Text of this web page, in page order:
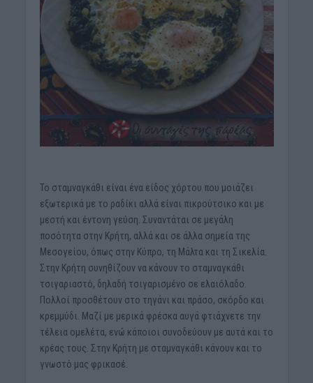
Το σταμναγκάθι είναι ένα είδος χόρτου που μοιάζει
εξωτερικά με το ραδίκι αλλά είναι πικρούτσικο και με
μεστή και έντονη γεύση. Συναντάται σε μεγάλη
ποσότητα στην Κρήτη, αλλά και σε άλλα σημεία της
Μεσογείου, όπως στην Κύπρο, τη Μάλτα και τη Σικελία.
Στην Κρήτη συνηθίζουν να κάνουν το σταμναγκάθι
τσιγαριαστό, δηλαδή τσιγαρισμένο σε ελαιόλαδο.
Πολλοί προσθέτουν στο τηγάνι και πράσο, σκόρδο και
κρεμμύδι. Μαζί με μερικά φρέσκα αυγά φτιάχνετε την
τέλεια ομελέτα, ενώ κάποιοι συνοδεύουν με αυτά και το
κρέας τους. Στην Κρήτη με σταμναγκάθι κάνουν και το
γνωστό μας φρικασέ.